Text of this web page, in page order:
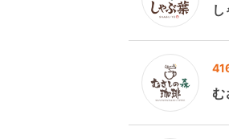
む